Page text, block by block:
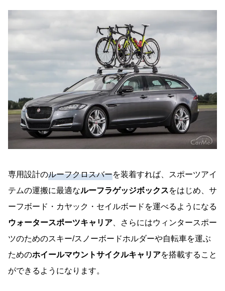
専用設計のルーフクロスバーを装着すれば、スポーツアイ
テムの運搬に最適なルーフラゲッジボックスをはじめ、サ
ーフボード・カヤック・セイルボードを運べるようになる
ウォータースポーツキャリア 、さらにはウィンタースポー
ツのためのスキー/スノーボードホルダーや自転車を運ぶ
ためのホイールマウントサイクルキャリアを搭載すること
ができるようになります。